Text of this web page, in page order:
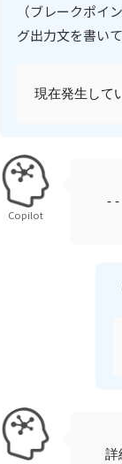
（ブレークポ
グ出力文を書いて
現在発生して
Copilot
詳